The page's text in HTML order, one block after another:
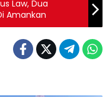
Law, Dua
Amankan